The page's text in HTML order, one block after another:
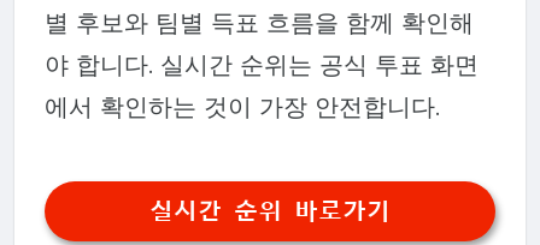
별 후보와 팀별 득표 흐름을 함께 확인해
야 합니다. 실시간 순위는 공식 투표 화면
에서 확인하는 것이 가장 안전합니다.
실시간 순위 바로가기